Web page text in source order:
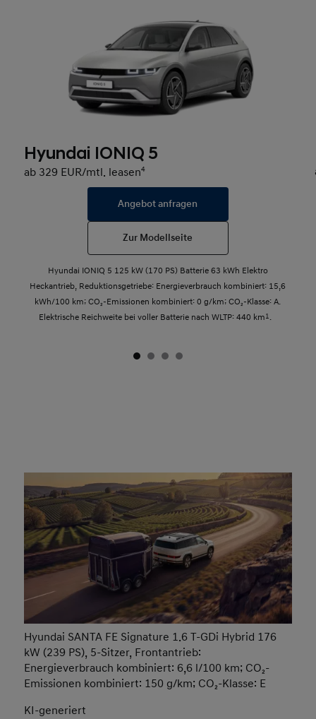
Hyundai IONIQ 5
ab 329 EUR/mtl. leasen4
Angebot anfragen
Zur Modellseite
Hyundai IONIQ 5 125 kW (170 PS) Batterie 63 kWh Elektro
Heckantrieb, Reduktionsgetriebe: Energieverbrauch kombiniert: 15,6
kWh/100 km; CO₂-Emissionen kombiniert: 0 g/km; CO₂-Klasse: A.
Elektrische Reichweite bei voller Batterie nach WLTP: 440 km1.
Hyundai SANTA FE Signature 1.6 T-GDi Hybrid 176
kW (239 PS), 5-Sitzer, Frontantrieb:
Energieverbrauch kombiniert: 6,6 l/100 km; CO₂-
Emissionen kombiniert: 150 g/km; CO₂-Klasse: E
KI-generiert